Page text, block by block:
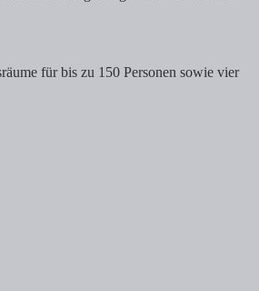
für bis zu 150 Personen sowie vier